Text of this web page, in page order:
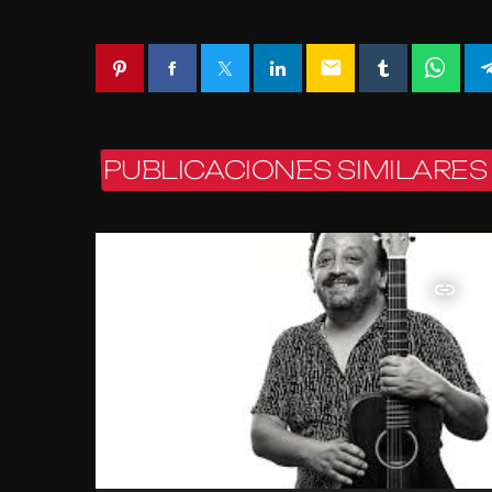
email
PUBLICACIONES SIMILARES
insert_link